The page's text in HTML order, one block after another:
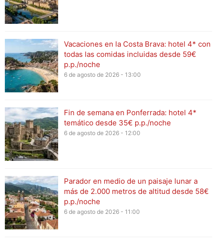
Vacaciones en la Costa Brava: hotel 4* con
todas las comidas incluidas desde 59€
p.p./noche
6 de agosto de 2026 - 13:00
Fin de semana en Ponferrada: hotel 4*
temático desde 35€ p.p./noche
6 de agosto de 2026 - 12:00
Parador en medio de un paisaje lunar a
más de 2.000 metros de altitud desde 58€
p.p./noche
6 de agosto de 2026 - 11:00